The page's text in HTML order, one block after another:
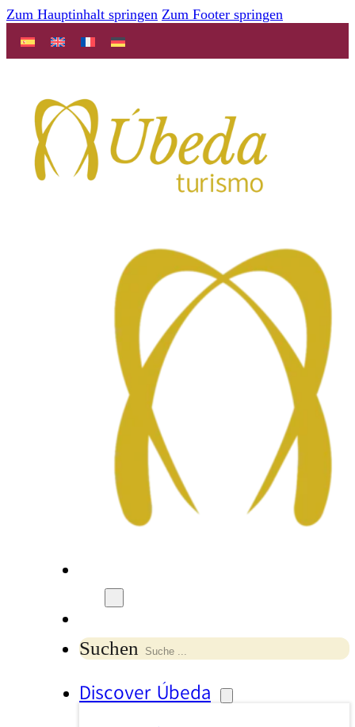
Zum Hauptinhalt springen Zum Footer springen
Suchen
Discover Úbeda